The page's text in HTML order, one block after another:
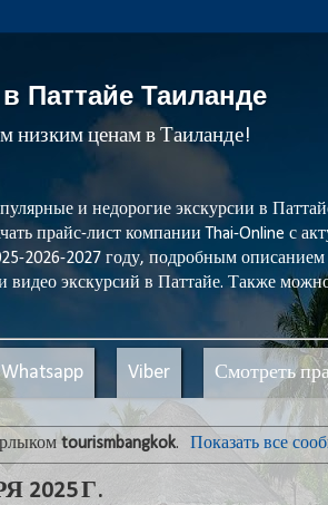
Паттайе Таиланде
низким ценам в Таиланде!
и недорогие экскурсии в
прайс-лист компании Thai-Online с
2026-2027 году, подробным
видео экскурсий в Паттайе. Также
Whatsapp Viber Смотреть
tourismbangkok. Показать все
2025 Г.